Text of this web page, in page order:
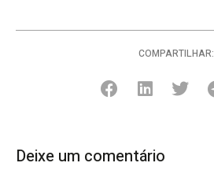
COMPARTILHAR:
Deixe um comentário